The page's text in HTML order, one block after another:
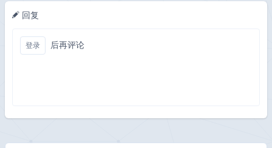
回复
登录 后再评论